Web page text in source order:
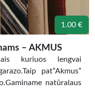
1.00 €
– AKMUS
kuriuos lengvai
pat”Akmus”
natūralaus